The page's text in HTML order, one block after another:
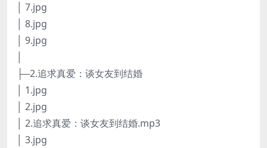
│ 7.jpg
│ 8.jpg
│ 9.jpg
├─2.追求真爱：谈女友到结婚
│ 1.jpg
│ 2.jpg
│ 2.追求真爱：谈女友到结婚.mp3
│ 3.jpg